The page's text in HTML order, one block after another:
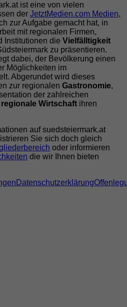
ist eine von vielen
der JetztMedien.com Medien,
zur Aufgabe gemacht hat, in
mit regionalen Firmen,
Institutionen die Vielfälltigkeit
zu präsentieren.
dabei, der Bevölkerung einen
Möglichkeiten im
Abgerundet wird dieses
zur regionalen Gastronomie,
der zahlreichen
regionale Wirtschaft ihren
auf suedsteiermark.at
Sie sich doch gleich
oder informieren
die wir Ihnen bieten
Datenschutzerklärung